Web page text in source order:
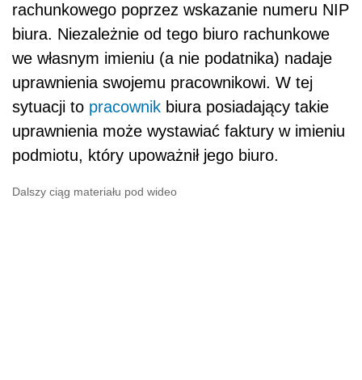
rachunkowego poprzez wskazanie numeru NIP
biura. Niezależnie od tego biuro rachunkowe
we własnym imieniu (a nie podatnika) nadaje
uprawnienia swojemu pracownikowi. W tej
sytuacji to pracownik biura posiadający takie
uprawnienia może wystawiać faktury w imieniu
podmiotu, który upoważnił jego biuro.
Dalszy ciąg materiału pod wideo